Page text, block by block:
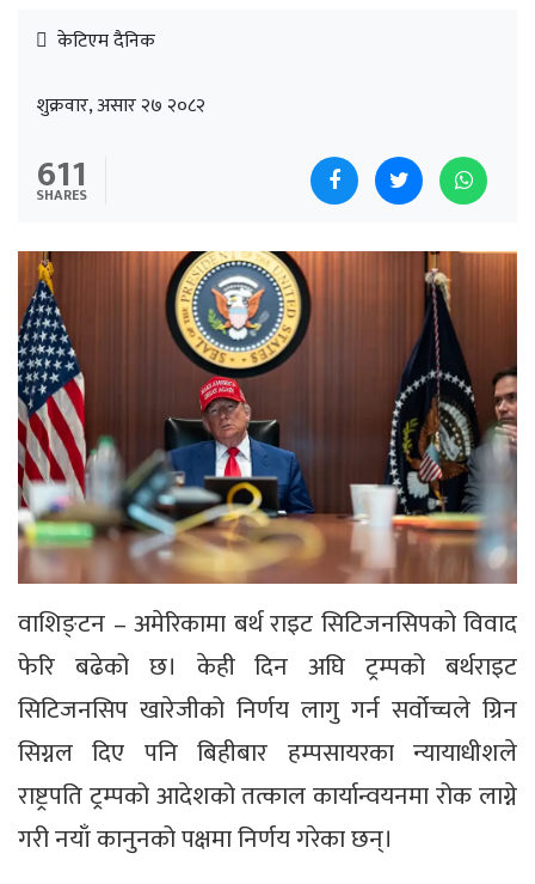
केटिएम दैनिक
शुक्रवार, असार २७ २०८२
611
SHARES
वाशिङ्टन – अमेरिकामा बर्थ राइट सिटिजनसिपको विवाद
फेरि बढेको छ। केही दिन अघि ट्रम्पको बर्थराइट
सिटिजनसिप खारेजीको निर्णय लागु गर्न सर्वोच्चले ग्रिन
सिग्नल दिए पनि बिहीबार हम्पसायरका न्यायाधीशले
राष्ट्रपति ट्रम्पको आदेशको तत्काल कार्यान्वयनमा रोक लाग्ने
गरी नयाँ कानुनको पक्षमा निर्णय गरेका छन्।